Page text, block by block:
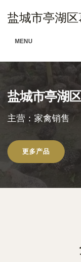
盐城市亭湖
MENU
盐城市亭湖
主营：家禽销售
更多产品